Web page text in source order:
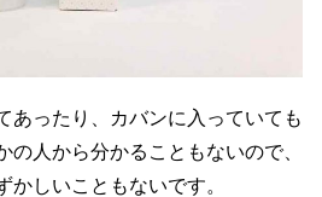
あったり、カバンに入っていても
の人から分かることもないので、
かしいこともないです。